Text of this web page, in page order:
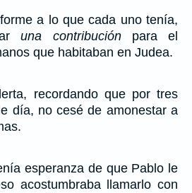
a lo que cada uno tenía,
una contribuciónpara el
que habitaban en Judea.
recordando que por tres
día, no cesé de amonestar a
esperanza de que Pablo le
acostumbraba llamarlo con